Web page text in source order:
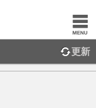
更新